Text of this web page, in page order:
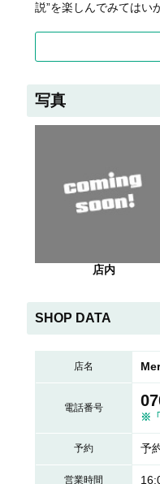
説”を楽しんでみてはい
写真
店内
SHOP DATA
店名
電話番号
※
予約 予
営業時間